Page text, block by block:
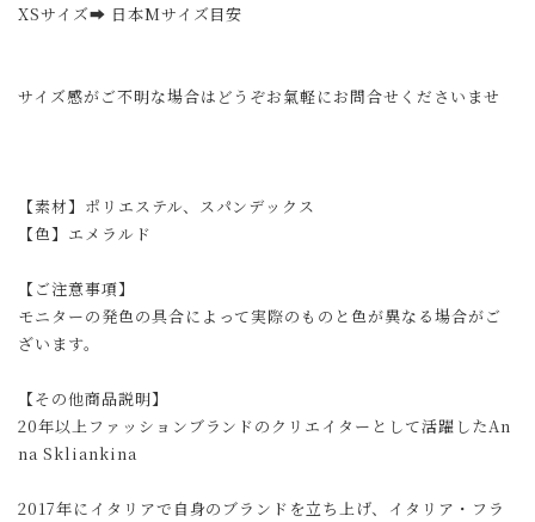
XSサイズ➡︎ 日本Mサイズ目安
サイズ感がご不明な場合はどうぞお氣軽にお問合せくださいませ
【素材】ポリエステル、スパンデックス
【色】エメラルド
【ご注意事項】
モニターの発色の具合によって実際のものと色が異なる場合がご
ざいます。
【その他商品説明】
20年以上ファッションブランドのクリエイターとして活躍したAn
na Skliankina
2017年にイタリアで自身のブランドを立ち上げ、イタリア・フラ